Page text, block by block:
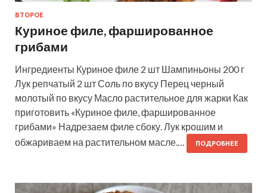
ВТОРОЕ
Куриное филе, фаршированное
грибами
Ингредиенты Куриное филе 2 шт Шампиньоны 200 г
Лук репчатый 2 шт Соль по вкусу Перец черный
молотый по вкусу Масло растительное для жарки Как
приготовить «Куриное филе, фаршированное
грибами» Надрезаем филе сбоку. Лук крошим и
обжариваем на растительном масле.…
ПОДРОБНЕЕ